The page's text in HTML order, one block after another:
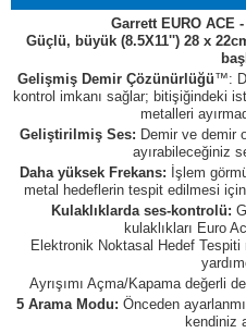
Garrett EURO ACE -
Güçlü, büyük (8.5X11'') 28 x
Gelişmiş Demir Çözünürlüğü™:
kontrol imkanı sağlar; bitişiğindeki
metalleri
Geliştirilmiş Ses: Demir ve demir
ayırabileceğiniz
Daha yüksek Frekans: şlem
metal hedeflerin tespit edilmesi
Kulaklıklarda ses-kontrolü:
kulaklıkları Euro
Elektronik Noktasal Hedef
Ayrışımı Açma/Kapama değerli
5 Arama Modu: Önceden
kendiniz